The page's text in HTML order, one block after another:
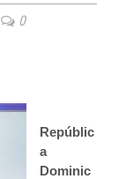
0
Repúblic
a
Dominic